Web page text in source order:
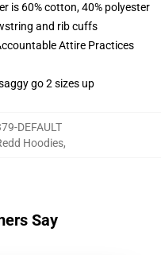
is 60% cotton, 40% polyester
and rib cuffs
Attire Practices
go 2 sizes up
DEFAULT
Hoodies,
Say